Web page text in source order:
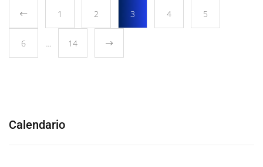
1 2 3 4 5
6 … 14
Calendario